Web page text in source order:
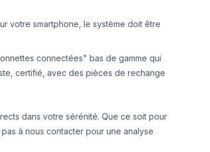
votre smartphone, le système doit être
connectées" bas de gamme qui
certifié, avec des pièces de rechange
dans votre sérénité. Que ce soit pour
à nous contacter pour une analyse